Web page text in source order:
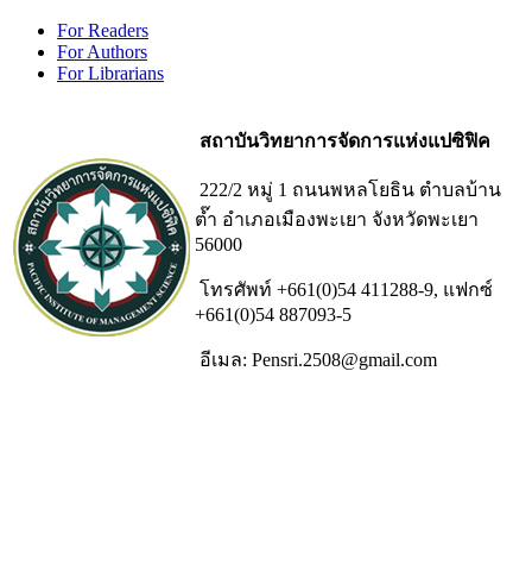
For Readers
For Authors
For Librarians
สถาบันวิทยาการจัดการแห่งแปซิฟิค
222/2 หมู่ 1 ถนนพหลโยธิน ตำบลบ้าน
ต๊ำ อำเภอเมืองพะเยา จังหวัดพะเยา
56000
โทรศัพท์ +661(0)54 411288-9, แฟกซ์
+661(0)54 887093-5
อีเมล: Pensri.2508@gmail.com